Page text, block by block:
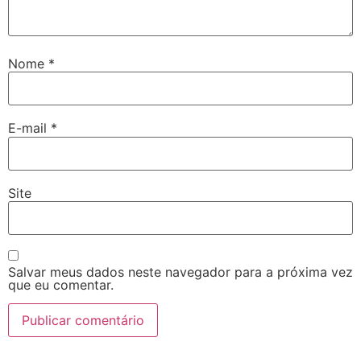
Nome *
E-mail *
Site
Salvar meus dados neste navegador para a próxima vez
que eu comentar.